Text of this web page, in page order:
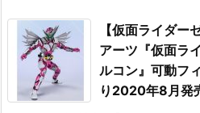
【仮面ライダー
アーツ『仮面ラ
ルコン』可動フ
り2020年8月発